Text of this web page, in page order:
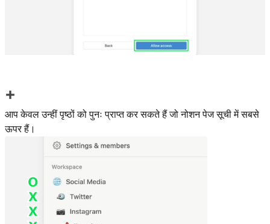
आप केवल उन्हीं पृष्ठों को पुनः प्राप्त कर सकते हैं जो नोशन पेज सूची में सबसे
ऊपर हैं।